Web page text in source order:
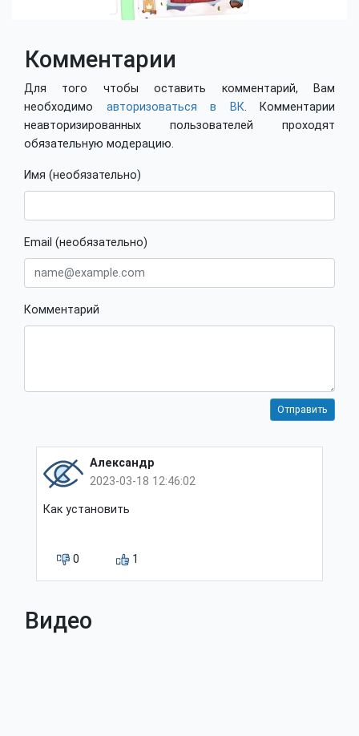
Комментарии
Для того чтобы оставить комментарий, Вам
необходимо авторизоваться в ВК. Комментарии
неавторизированных пользователей проходят
обязательную модерацию.
Имя (необязательно)
Email (необязательно)
Комментарий
Александр
2023-03-18 12:46:02
Как установить
0 1
Видео